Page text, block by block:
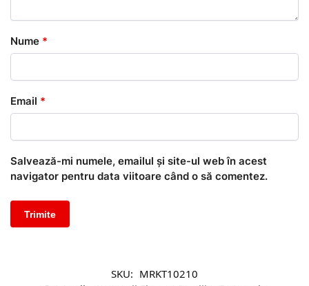
Nume *
Email *
Salvează-mi numele, emailul și site-ul web în acest
navigator pentru data viitoare când o să comentez.
SKU: MRKT10210